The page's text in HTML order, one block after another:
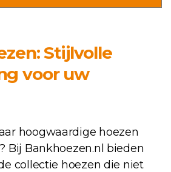
Stijlvolle
voor uw
hoogwaardige hoezen
Bij Bankhoezen.nl bieden
collectie hoezen die niet